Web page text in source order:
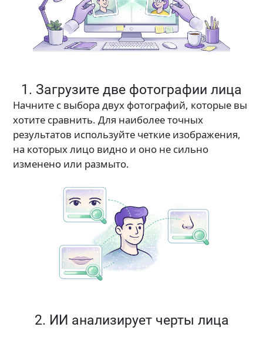
1. Загрузите две фотографии лица
Начните с выбора двух фотографий, которые вы
хотите сравнить. Для наиболее точных
результатов используйте четкие изображения,
на которых лицо видно и оно не сильно
изменено или размыто.
2. ИИ анализирует черты лица